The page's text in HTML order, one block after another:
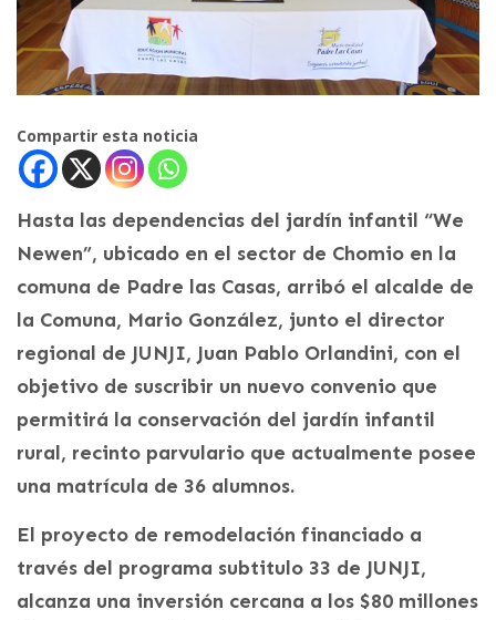
Compartir esta noticia
Hasta las dependencias del jardín infantil “We
Newen”, ubicado en el sector de Chomio en la
comuna de Padre las Casas, arribó el alcalde de
la Comuna, Mario González, junto el director
regional de JUNJI, Juan Pablo Orlandini, con el
objetivo de suscribir un nuevo convenio que
permitirá la conservación del jardín infantil
rural, recinto parvulario que actualmente posee
una matrícula de 36 alumnos.
El proyecto de remodelación financiado a
través del programa subtitulo 33 de JUNJI,
alcanza una inversión cercana a los $80 millones